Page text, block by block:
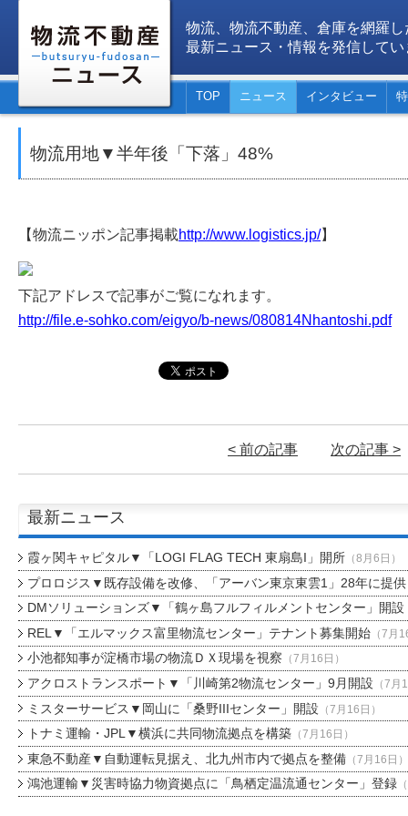
物流、物流不動産、倉庫を網羅し
最新ニュース・情報を発信してい
TOP ニュース インタビュー
物流用地▼半年後「下落」48%
【物流ニッポン記事掲載http://www.logistics.jp/】
下記アドレスで記事がご覧になれます。
http://file.e-sohko.com/eigyo/b-news/080814Nhantoshi.pdf
< 前の記事 次の記事 >
最新ニュース
霞ヶ関キャピタル▼「LOGI FLAG TECH 東扇島I」開所（8月6日）
プロロジス▼既存設備を改修、「アーバン東京東雲1」28年に提供
DMソリューションズ▼「鶴ヶ島フルフィルメントセンター」開設
REL▼「エルマックス富里物流センター」テナント募集開始（7月
小池都知事が淀橋市場の物流ＤＸ現場を視察 （7月16日）
アクロストランスポート▼「川崎第2物流センター」9月開設 （7月
ミスターサービス▼岡山に「桑野IIIセンター」開設 （7月16日）
トナミ運輸・JPL▼横浜に共同物流拠点を構築（7月16日）
東急不動産▼自動運転見据え、北九州市内で拠点を整備（7月16日）
鴻池運輸▼災害時協力物資拠点に「鳥栖定温流通センター」登録